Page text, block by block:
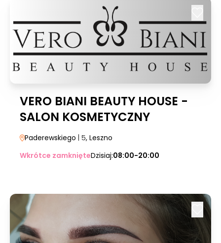
VERO BIANI BEAUTY HOUSE -
SALON KOSMETYCZNY
Paderewskiego | 5, Leszno
Wkrótce zamknięteDzisiaj:08:00-20:00